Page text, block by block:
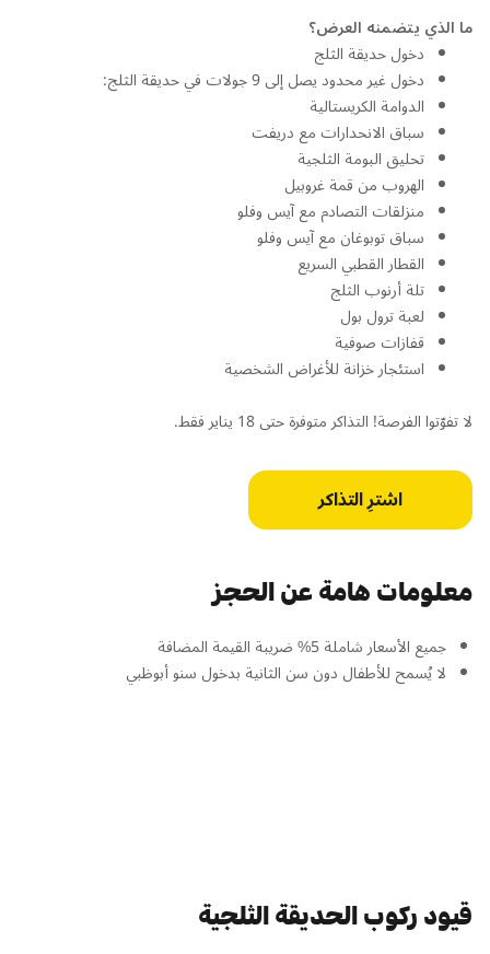
ما الذي يتضمنه العرض؟
دخول حديقة الثلج
دخول غير محدود يصل إلى 9 جولات في حديقة الثلج:
الدوامة الكريستالية
سباق الانحدارات مع دريفت
تحليق البومة الثلجية
الهروب من قمة غروبيل
منزلقات التصادم مع آيس وفلو
سباق توبوغان مع آيس وفلو
القطار القطبي السريع
تلة أرنوب الثلج
لعبة ترول بول
قفازات صوفية
استئجار خزانة للأغراض الشخصية
لا تفوّتوا الفرصة! التذاكر متوفرة حتى 18 يناير فقط.
اشترِ التذاكر
معلومات هامة عن الحجز
جميع الأسعار شاملة 5% ضريبة القيمة المضافة
لا يُسمح للأطفال دون سن الثانية بدخول سنو أبوظبي
قيود ركوب الحديقة الثلجية